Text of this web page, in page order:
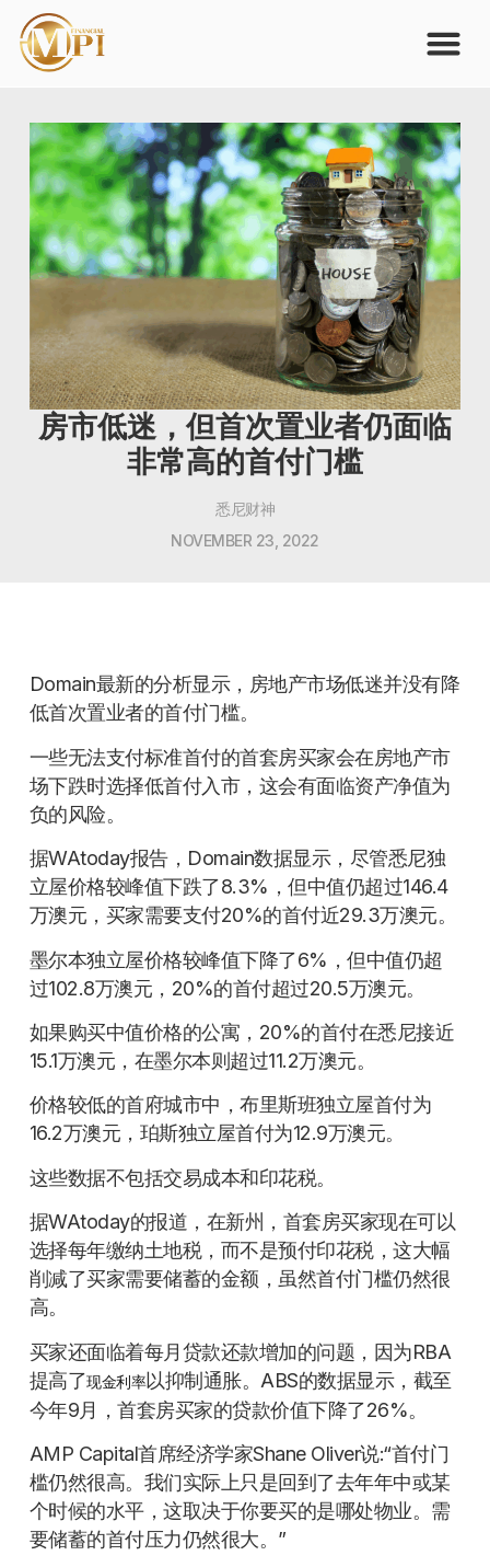
房市低迷，但首次置业者仍面临
非常高的首付门槛
悉尼财神
NOVEMBER 23, 2022
Domain最新的分析显示，房地产市场低迷并没有降
低首次置业者的首付门槛。
一些无法支付标准首付的首套房买家会在房地产市
场下跌时选择低首付入市，这会有面临资产净值为
负的风险。
据WAtoday报告，Domain数据显示，尽管悉尼独
立屋价格较峰值下跌了8.3%，但中值仍超过146.4
万澳元，买家需要支付20%的首付近29.3万澳元。
墨尔本独立屋价格较峰值下降了6%，但中值仍超
过102.8万澳元，20%的首付超过20.5万澳元。
如果购买中值价格的公寓，20%的首付在悉尼接近
15.1万澳元，在墨尔本则超过11.2万澳元。
价格较低的首府城市中，布里斯班独立屋首付为
16.2万澳元，珀斯独立屋首付为12.9万澳元。
这些数据不包括交易成本和印花税。
据WAtoday的报道，在新州，首套房买家现在可以
选择每年缴纳土地税，而不是预付印花税，这大幅
削减了买家需要储蓄的金额，虽然首付门槛仍然很
高。
买家还面临着每月贷款还款增加的问题，因为RBA
提高了现金利率以抑制通胀。ABS的数据显示，截至
今年9月，首套房买家的贷款价值下降了26%。
AMP Capital首席经济学家Shane Oliver说:“首付门
槛仍然很高。我们实际上只是回到了去年年中或某
个时候的水平，这取决于你要买的是哪处物业。需
要储蓄的首付压力仍然很大。”